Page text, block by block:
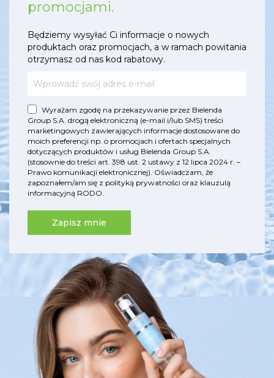
promocjami.
Będziemy wysyłać Ci informacje o nowych
produktach oraz promocjach, a w ramach powitania
otrzymasz od nas kod rabatowy.
Wyrażam zgodę na przekazywanie przez Bielenda
Group S.A. drogą elektroniczną (e-mail i/lub SMS) treści
marketingowych zawierających informacje dostosowane do
moich preferencji np. o promocjach i ofertach specjalnych
dotyczących produktów i usług Bielenda Group S.A.
(stosownie do treści art. 398 ust. 2 ustawy z 12 lipca 2024 r. –
Prawo komunikacji elektronicznej). Oświadczam, że
zapoznałem/am się z polityką prywatności oraz klauzulą
informacyjną RODO.
Zapisz mnie